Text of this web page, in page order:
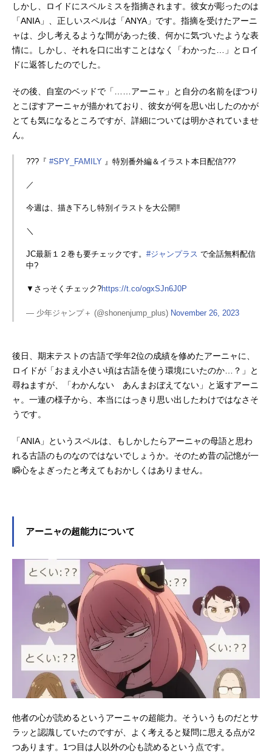
しかし、ロイドにスペルミスを指摘されます。彼女が彫ったのは
「ANIA」、正しいスペルは「ANYA」です。指摘を受けたアーニ
ャは、少し考えるような間があった後、何かに気づいたような表
情に。しかし、それを口に出すことはなく「わかった…」とロイ
ドに返答したのでした。
その後、自室のベッドで「……アーニャ」と自分の名前をぽつり
とこぼすアーニャが描かれており、彼女が何を思い出したのかが
とても気になるところですが、詳細については明かされていませ
ん。
???『 #SPY_FAMILY』特別番外編＆イラスト本日配信???
／
今週は、描き下ろし特別イラストを大公開‼️
＼
JC最新１２巻も要チェックです。 #ジャンプラス で全話無料配信
中?
▼さっそくチェック?https://t.co/ogxSJn6J0P
— 少年ジャンプ＋ (@shonenjump_plus) November 26, 2023
後日、期末テストの古語で学年2位の成績を修めたアーニャに、
ロイドが「おまえ小さい頃は古語を使う環境にいたのか…？」と
尋ねますが、「わかんない あんまおぼえてない」と返すアーニ
ャ。一連の様子から、本当にはっきり思い出したわけではなさそ
うです。
「ANIA」というスペルは、もしかしたらアーニャの母語と思わ
れる古語のものなのではないでしょうか。そのため昔の記憶が一
瞬心をよぎったと考えてもおかしくはありません。
アーニャの超能力について
他者の心が読めるというアーニャの超能力。そういうものだとサ
ラッと認識していたのですが、よく考えると疑問に思える点が2
つあります。1つ目は人以外の心も読めるという点です。